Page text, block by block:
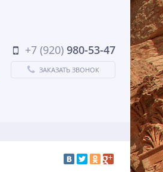
+7 (920) 980-53-47
ЗАКАЗАТЬ ЗВОНОК